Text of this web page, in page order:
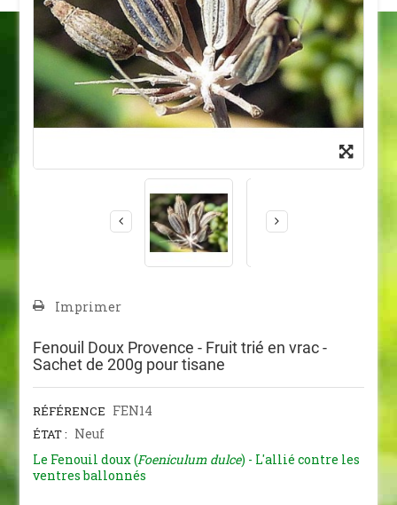
Imprimer
Fenouil Doux Provence - Fruit trié en vrac -
Sachet de 200g pour tisane
RÉFÉRENCE FEN14
ÉTAT : Neuf
Le Fenouil doux (Foeniculum dulce) - L'allié contre les
ventres ballonnés